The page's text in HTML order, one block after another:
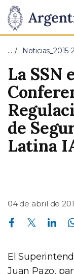
de
la
Nación
Pasar al
… Noticias_2015-
La SSN
de
Latina
04 de abril de
Compartir en Facebook Compartir en Twitter Compartir en Linkedin Compartir en Whatsapp
El
Juan Pazo,